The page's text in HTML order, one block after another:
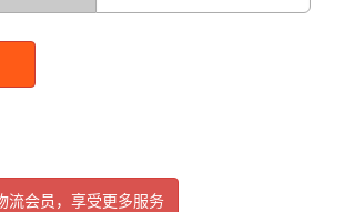
流会员，享受更多服务